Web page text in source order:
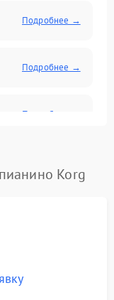
Подробнее →
Подробнее →
Подробнее →
Korg